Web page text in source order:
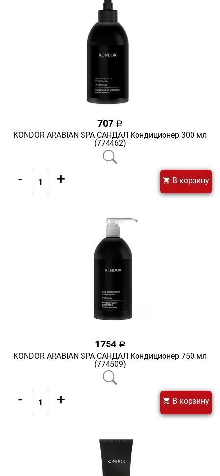
707 a
KONDOR ARABIAN SPA САНДАЛ Кондиционер 300 мл
(774462)
- + В корзину
1754 a
KONDOR ARABIAN SPA САНДАЛ Кондиционер 750 мл
(774509)
- + В корзину